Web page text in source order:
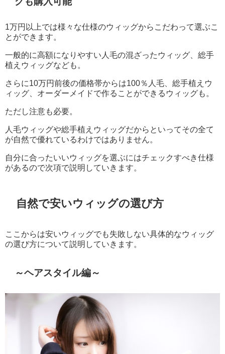
1万円以上では様々な仕様のウィッグからこだわって選ぶこ
とができます。
一般的に高額になりやすい人毛の混ざったウィッグ、総手
植えウィッグなども。
さらに10万円前後の価格帯からは100％人毛、総手植えウ
ィッグ、オーダーメイドで作ることができるウィッグも。
ただし注意も必要。
人毛ウィッグや総手植えウィッグだからといってその全て
が自然で優れているわけではありません。
自分に合ったいいウィッグを選ぶにはチェックすべき仕様
があるので次項で説明していきます。
自然で安いウィッグの選び方
ここからは安いウィッグでも失敗しない具体的なウィッグ
の選び方について説明していきます。
～ヘアスタイル編～